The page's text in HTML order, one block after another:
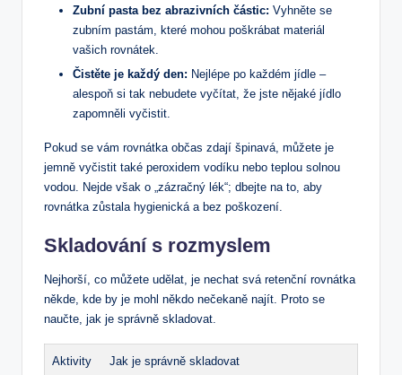
Zubní pasta bez abrazivních částic: Vyhněte se
zubním pastám, které mohou poškrábat materiál
vašich rovnátek.
Čistěte je každý den: Nejlépe po každém jídle –
alespoň si tak nebudete vyčítat, že jste nějaké jídlo
zapomněli vyčistit.
Pokud se vám rovnátka občas zdají špinavá, můžete je
jemně vyčistit také peroxidem vodíku nebo teplou solnou
vodou. Nejde však o „zázračný lék“; dbejte na to, aby
rovnátka zůstala hygienická a bez poškození.
Skladování s rozmyslem
Nejhorší, co můžete udělat, je nechat svá retenční rovnátka
někde, kde by je mohl někdo nečekaně najít. Proto se
naučte, jak je správně skladovat.
Aktivity Jak je správně skladovat